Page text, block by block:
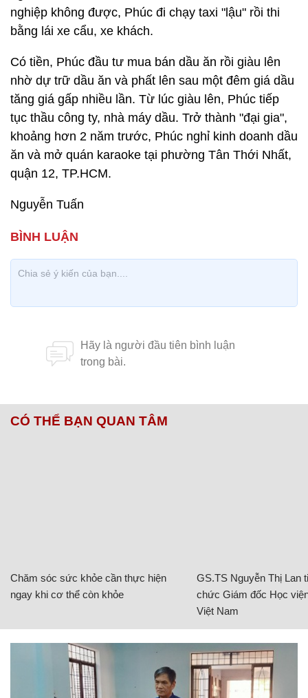
nghiệp không được, Phúc đi chạy taxi "lậu" rồi thi
bằng lái xe cẩu, xe khách.
Có tiền, Phúc đầu tư mua bán dầu ăn rồi giàu lên
nhờ dự trữ dầu ăn và phất lên sau một đêm giá dầu
tăng giá gấp nhiều lần. Từ lúc giàu lên, Phúc tiếp
tục thầu công ty, nhà máy dầu. Trở thành "đại gia",
khoảng hơn 2 năm trước, Phúc nghỉ kinh doanh dầu
ăn và mở quán karaoke tại phường Tân Thới Nhất,
quận 12, TP.HCM.
Nguyễn Tuấn
CÓ THỂ BẠN QUAN TÂM
Chăm sóc sức khỏe cần thực hiện
ngay khi cơ thể còn khỏe
GS.TS Nguyễn Thị Lan
chức Giám đốc Học
Việt Nam